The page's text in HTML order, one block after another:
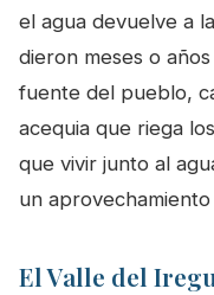
el agua devuelve a
dieron meses o
fuente del pueblo,
acequia que riega
que vivir junto al
un
El Valle del